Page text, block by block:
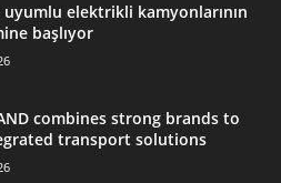
uyumlu elektrikli kamyonlarının
başlıyor
combines strong brands to
transport solutions